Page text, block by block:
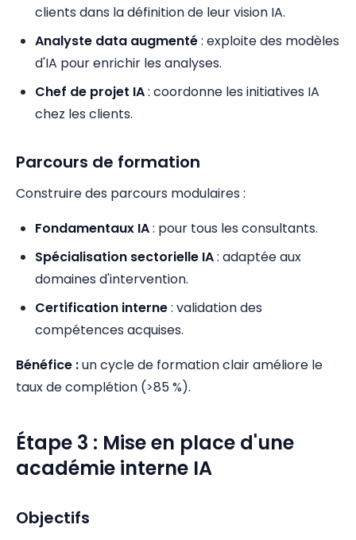
clients dans la définition de leur vision IA.
Analyste data augmenté: exploite des modèles
d'IA pour enrichir les analyses.
Chef de projet IA: coordonne les initiatives IA
chez les clients.
Parcours de formation
Construire des parcours modulaires :
Fondamentaux IA: pour tous les consultants.
Spécialisation sectorielle IA: adaptée aux
domaines d'intervention.
Certification interne: validation des
compétences acquises.
Bénéfice :un cycle de formation clair améliore le
taux de complétion (>85 %).
Étape 3 : Mise en place d'une
académie interne IA
Objectifs